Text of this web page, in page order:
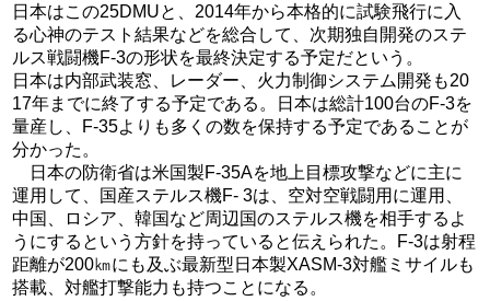
日本はこの25DMUと、2014年から本格的に試験飛行に入
る心神のテスト結果などを総合して、次期独自開発のステ
ルス戦闘機F-3の形状を最終決定する予定だという。
日本は内部武装窓、レーダー、火力制御システム開発も20
17年までに終了する予定である。日本は総計100台のF-3を
量産し、F-35よりも多くの数を保持する予定であることが
分かった。
日本の防衛省は米国製F-35Aを地上目標攻撃などに主に
運用して、国産ステルス機F- 3は、空対空戦闘用に運用、
中国、ロシア、韓国など周辺国のステルス機を相手するよ
うにするという方針を持っていると伝えられた。F-3は射程
距離が200㎞にも及ぶ最新型日本製XASM-3対艦ミサイルも
搭載、対艦打撃能力も持つことになる。